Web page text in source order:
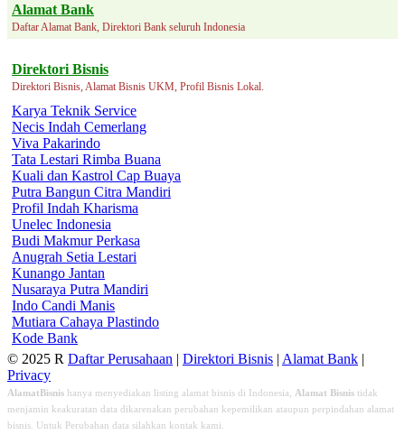
Alamat Bank
Daftar Alamat Bank, Direktori Bank seluruh Indonesia
Direktori Bisnis
Direktori Bisnis, Alamat Bisnis UKM, Profil Bisnis Lokal.
Karya Teknik Service
Necis Indah Cemerlang
Viva Pakarindo
Tata Lestari Rimba Buana
Kuali dan Kastrol Cap Buaya
Putra Bangun Citra Mandiri
Profil Indah Kharisma
Unelec Indonesia
Budi Makmur Perkasa
Anugrah Setia Lestari
Kunango Jantan
Nusaraya Putra Mandiri
Indo Candi Manis
Mutiara Cahaya Plastindo
Kode Bank
© 2025 R Daftar Perusahaan | Direktori Bisnis | Alamat Bank |
Privacy
AlamatBisnis hanya menyediakan listing alamat bisnis di Indonesia, Alamat Bisnis tidak
menjamin keakuratan data dikarenakan perubahan kepemilikan ataupun perpindahan alamat
bisnis. Untuk Perubahan data silahkan kontak kami.